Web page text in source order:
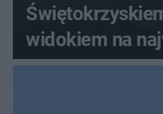
widokiem na
Świętokrzyskich